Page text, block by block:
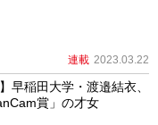
連載 2023.03.22
早稲田大学・渡邉結衣、
賞」の才女